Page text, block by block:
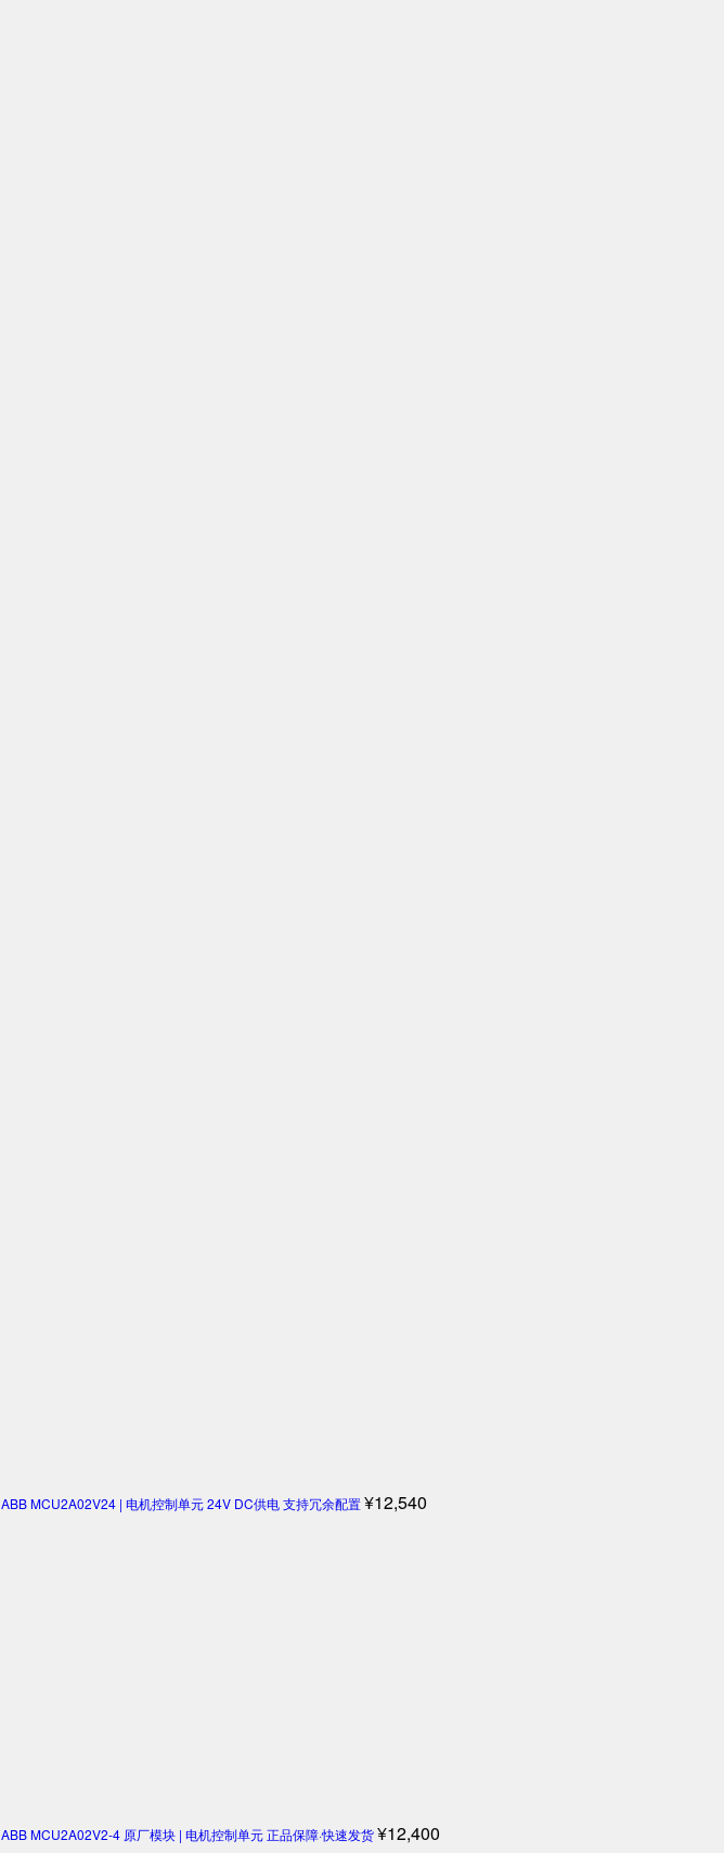
ABB MCU2A02V24 | 电机控制单元 24V DC供电 支持冗余配置¥12,540
ABB MCU2A02V2-4 原厂模块 | 电机控制单元 正品保障·快速发货¥12,400